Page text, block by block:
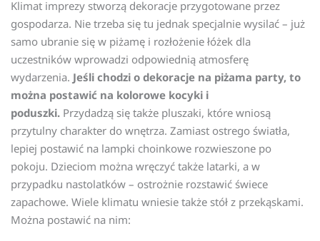
Klimat imprezy stworzą dekoracje przygotowane przez
gospodarza. Nie trzeba się tu jednak specjalnie wysilać – już
samo ubranie się w piżamę i rozłożenie łóżek dla
uczestników wprowadzi odpowiednią atmosferę
wydarzenia. Jeśli chodzi o dekoracje na piżama party, to
można postawić na kolorowe kocyki i
poduszki. Przydadzą się także pluszaki, które wniosą
przytulny charakter do wnętrza. Zamiast ostrego światła,
lepiej postawić na lampki choinkowe rozwieszone po
pokoju. Dzieciom można wręczyć także latarki, a w
przypadku nastolatków – ostrożnie rozstawić świece
zapachowe. Wiele klimatu wniesie także stół z przekąskami.
Można postawić na nim: